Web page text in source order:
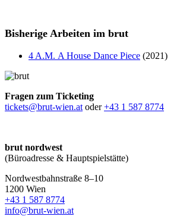
Bisherige Arbeiten im brut
4 A.M. A House Dance Piece (2021)
Fragen zum Ticketing
tickets@brut-wien.at oder+43 1 587 8774
brut nordwest
(Büroadresse & Hauptspielstätte)
Nordwestbahnstraße 8–10
1200 Wien
+43 1 587 8774
info@brut-wien.at